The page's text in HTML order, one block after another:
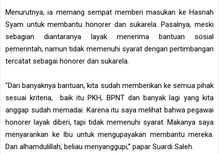
Menurutnya, ia memang sempat memberi masukan ke Hasnah
Syam untuk membantu honorer dan sukarela. Pasalnya, meski
sebagian diantaranya layak menerima bantuan sosial
pemerintah, namun tidak memenuhi syarat dengan pertimbangan
tercatat sebagai honorer dan sukarela.
"Dari banyaknya bantuan, kita sudah memberikan ke semua pihak
sesuai kriteria, baik itu PKH, BPNT dan banyak lagi yang kita
anggap sudah memadai. Karena itu saya melihat bahwa pegawai
honorer layak diberi, tapi tidak memenuhi syarat. Makanya saya
menyarankan ke Ibu untuk mengupayakan membantu mereka.
Dan alhamdulillah, beliau menyanggupi,” papar Suardi Saleh.